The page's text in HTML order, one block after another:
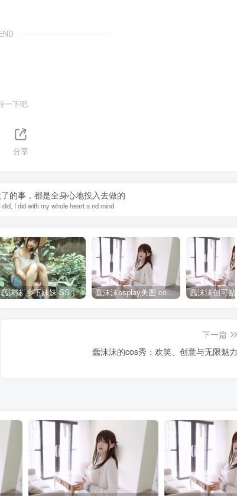
一下吧
分享
的事，都是全身心地投入去做的
I did with my whole heart a nd mind
蠢沫沫 乡下妹妹 SSR级 [125P-1.24GB]全部作品点我下载 蠢沫沫osplay美图 cos写真套图合集
下一篇
蠢沫沫的cos秀：欢笑、创意与无限魅力